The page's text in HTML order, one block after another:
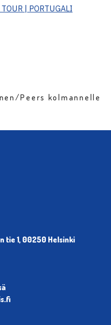
| PORTUGALI
Peers kolmannelle
tie 1, 00250 Helsinki